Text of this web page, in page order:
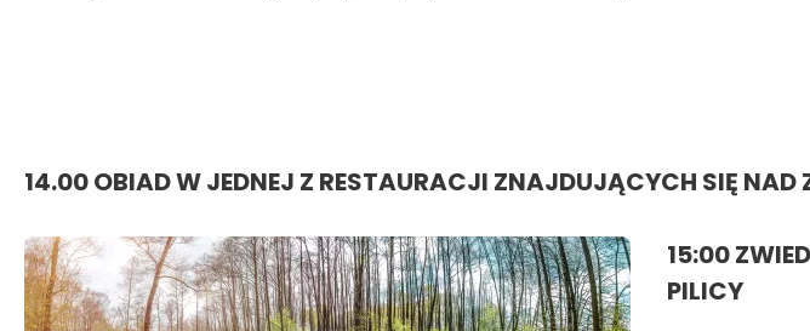
14.00 OBIAD W JEDNEJ Z RESTAURACJI ZNAJDUJĄCYCH SIĘ NAD
15:00
PILICY